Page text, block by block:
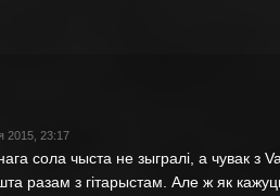
2015, 23:17
сола чыста не зыгралі, а чувак з
разам з гітарыстам. Але ж як